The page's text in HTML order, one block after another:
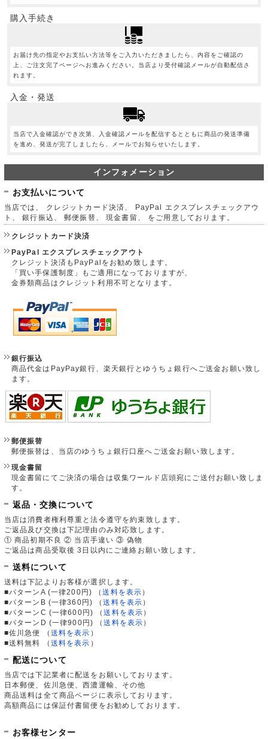
購入手続き
お届け先の指定やお支払い方法等をご入力いただきましたら、内容をご確認の
上、ご注文完了ページへお進みください。当店より受付確認メールが自動配信さ
れます。
入金・発送
当店で入金確認ができ次第、入金確認メールを配信するとともに商品の発送準備
を進め、発送が完了しましたら、メールでお知らせいたします。
インフォメーション
お支払いについて
当店では、 クレジットカード決済、 PayPal エクスプレスチェックアウ
ト、 銀行振込、 郵便振替、 現金書留、 をご用意しております。
クレジットカード決済
PayPal エクスプレスチェックアウト
クレジット決済もPayPalをお勧め致します。
「買い手保護制度」もご適用になっておりますが、
金券類商品はクレジット利用不可となります。
銀行振込
商品代金はPayPay銀行、楽天銀行とゆうちょ銀行へご送金お願い致し
ます。
郵便振替
郵便振替は、当店のゆうちょ銀行口座へご送金お願い致します。
現金書留
現金書留にてご決済の場合は収集ワールド店頭宛にご送付お願い致しま
す。
返品・交換について
当店は消費者権利尊重と法令遵守を約束致します。
ご返品及び交換は下記理由のみ対応致します。
① 商品初期不良 ② 当店手違い ③ 偽物
ご返品は商品受取後 3日以内にご連絡お願い致します。
送料について
送料は下記よりお客様が選択します。
■パターンA (一律200円)
（送料を表示 ）
■パターンB (一律360円)
（送料を表示 ）
■パターンC (一律600円)
（送料を表示 ）
■パターンD (一律900円)
（送料を表示 ）
■佐川急便
（ 送料を表示 ）
■送料無料
（ 送料を表示 ）
配送について
当店では下記業者に配送をお願いしております。
日本郵便、佐川急便、西濃運輸、その他
商品送料は全て商品ページに表示しております。
高額商品には保証付書留便をお勧めしております。
お客様センター